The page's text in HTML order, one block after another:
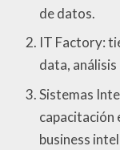
de datos.
IT Factory:
data,
Sistemas
capacitación
business